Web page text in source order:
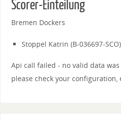
Scorer-Einteilung
Bremen Dockers
Stoppel Katrin (B-036697-SCO)
Api call failed - no valid data
please check your configuration,